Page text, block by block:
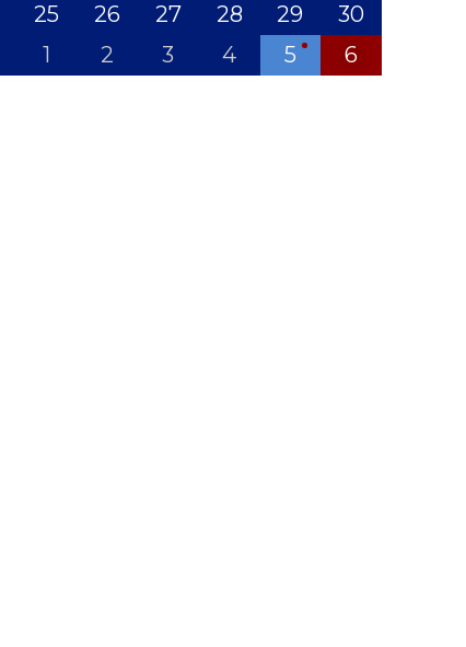
25 26 27 28 29
30
1 2 3 4 5 6